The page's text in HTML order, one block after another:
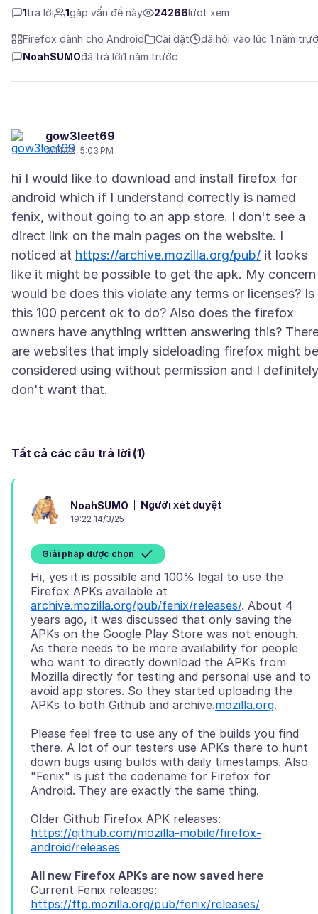
1trả lời 1gặp vấn đề này 24266lượt xem
Firefox dành cho Android Cài đặt
đã hỏi vào lúc 1 năm
NoahSUMOđã trả lời1 năm trước
gow3leet69
3/14/25, 5:03 PM
hi I would like to download and install firefox for
android which if I understand correctly is named
fenix, without going to an app store. I don't see a
direct link on the main pages on the website. I
noticed at https://archive.mozilla.org/pub/ it looks
like it might be possible to get the apk. My concern
would be does this violate any terms or licenses? Is
this 100 percent ok to do? Also does the firefox
owners have anything written answering this?
are websites that imply sideloading firefox might be
considered using without permission and I definitely
Tất cả các câu trả lời (1)
NoahSUMO Người xét duyệt
19:22 14/3/25
Giải pháp được chọn
Hi, yes it is possible and 100% legal to use the
Firefox APKs available at
archive.mozilla.org/pub/fenix/releases/. About 4
years ago, it was discussed that only saving the
APKs on the Google Play Store was not enough.
As there needs to be more availability for people
who want to directly download the APKs from
Mozilla directly for testing and personal use and to
avoid app stores. So they started uploading the
APKs to both Github and archive.mozilla.org
Please feel free to use any of the builds you find
there. A lot of our testers use APKs there to hunt
down bugs using builds with daily timestamps. Also
"Fenix" is just the codename for Firefox for
https://github.com/mozilla-mobile/firefox-
android/releases
All new Firefox APKs are now saved here
https://ftp.mozilla.org/pub/fenix/releases/